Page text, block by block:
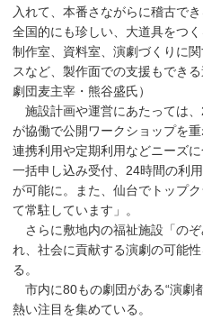
入れて、本番さながらに稽古で
全国的にも珍しい、大道具をつ
制作室、資料室、演劇づくりに
スなど、製作面での支援もでき
劇団麦主宰・熊谷盛氏）
施設計画や運営にあたっては
が協働で公開ワークショップを
連携利用や定期利用などニーズ
一括申し込み受付、24時間の利
が可能に。また、仙台でトップ
て常駐しています」。
さらに敷地内の福祉施設「の
れ、社会に貢献する演劇の可能
る。
市内に80もの劇団がある“演劇
熱い注目を集めている。